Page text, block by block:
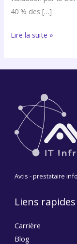
40 % des […]
freiner
Lire la suite »
Avtis - prestataire
Liens rapides
Carrière
Blog